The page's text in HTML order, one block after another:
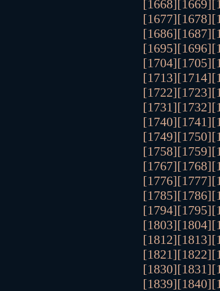
[1668][1669]
[1677][1678]
[1686][1687]
[1695][1696]
[1704][1705]
[1713][1714]
[1722][1723]
[1731][1732]
[1740][1741]
[1749][1750]
[1758][1759]
[1767][1768]
[1776][1777]
[1785][1786]
[1794][1795]
[1803][1804]
[1812][1813]
[1821][1822]
[1830][1831]
[1839][1840]